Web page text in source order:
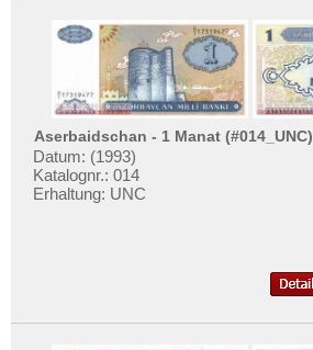
Aserbaidschan - 1 Manat (#014_UNC)
Datum: (1993)
Katalognr.: 014
Erhaltung: UNC